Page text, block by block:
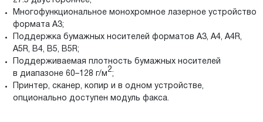
Многофункциональное монохромное лазерное устройство
формата A3;
Поддержка бумажных носителей форматов A3, A4, A4R,
A5R, B4, B5, B5R;
Поддерживаемая плотность бумажных носителей
в диапазоне 60–128 г/м
2
;
Принтер, сканер, копир и в одном устройстве,
опционально доступен модуль факса.